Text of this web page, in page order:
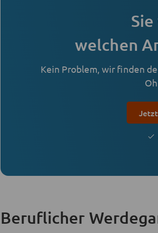
welchen
Kein Problem, wir finden
Beruflicher